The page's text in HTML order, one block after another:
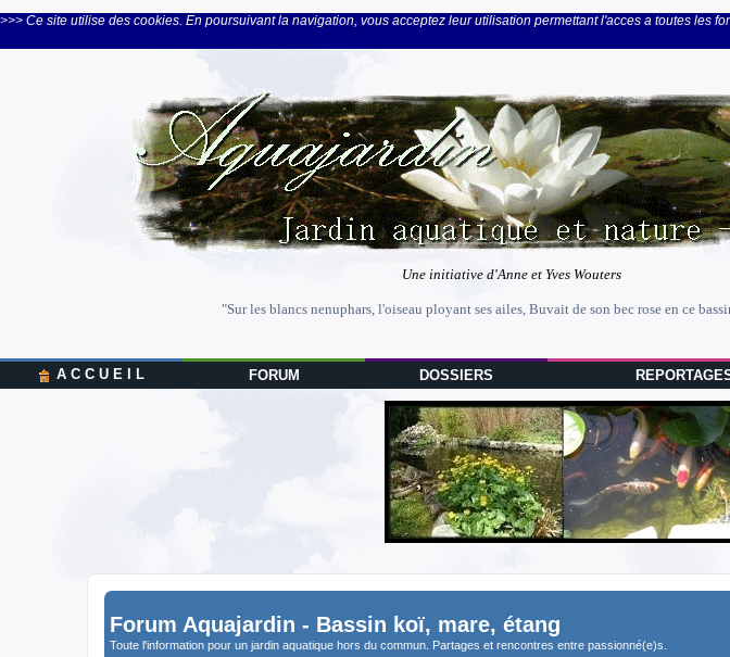
>>> Ce site utilise des cookies. En poursuivant la navigation, vous acceptez leur utilisation permettant l'acces a toutes les
Une initiative d'Anne et Yves Wouters
"Sur les blancs nenuphars, l'oiseau ployant ses ailes, Buvait de son bec rose en ce
A C C U E I L FORUM DOSSIERS
Forum Aquajardin - Bassin koï, mare, étang
Toute l'information pour un jardin aquatique hors du commun. Partages et rencontres entre passionné(e)s.